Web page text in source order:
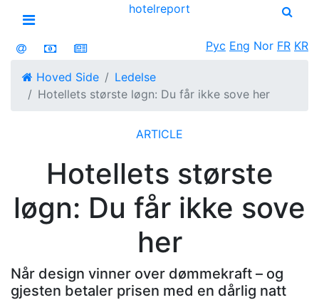
Open menu
hotelreport
Рус Eng Nor FR KR
Hoved Side
Ledelse
Hotellets største løgn: Du får ikke sove her
ARTICLE
Hotellets største
løgn: Du får ikke sove
her
Når design vinner over dømmekraft – og
gjesten betaler prisen med en dårlig natt